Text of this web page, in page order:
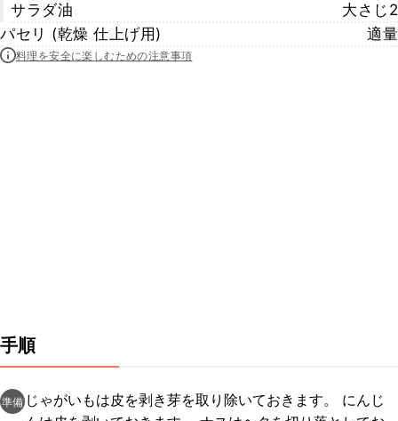
サラダ油
大さじ2
パセリ (乾燥 仕上げ用)
適量
料理を安全に楽しむための注意事項
手順
準備 じゃがいもは皮を剥き芽を取り除いておきます。 にんじ